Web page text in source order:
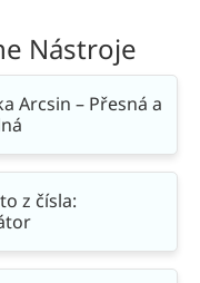
Nástroje
Arcsin – Přesná a
z čísla: